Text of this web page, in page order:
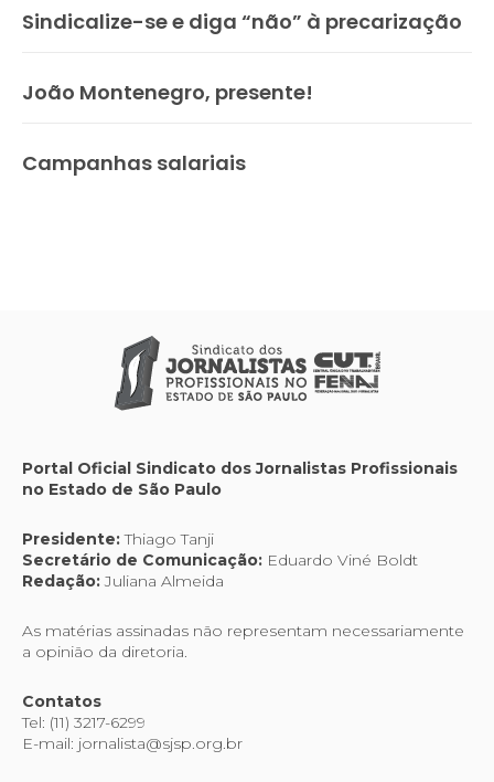
Sindicalize-se e diga “não” à precarização
João Montenegro, presente!
Campanhas salariais
Portal Oficial Sindicato dos Jornalistas Profissionais
no Estado de São Paulo
Presidente:Thiago Tanji
Secretário de Comunicação: Eduardo Viné Boldt
Redação:Juliana Almeida
As matérias assinadas não representam necessariamente
a opinião da diretoria.
Contatos
Tel: (11) 3217-6299
E-mail: jornalista@sjsp.org.br